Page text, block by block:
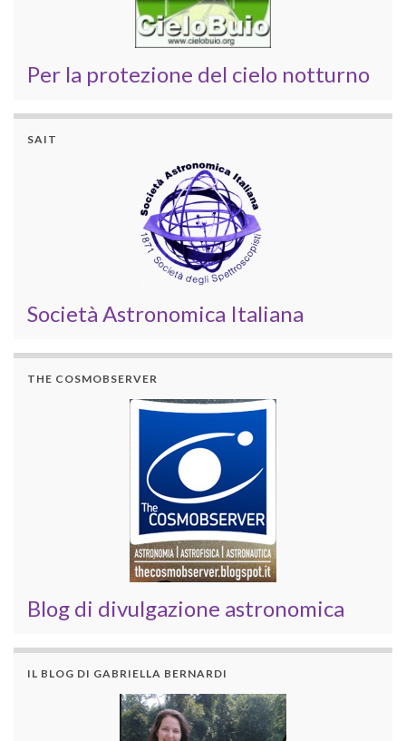
Per la protezione del cielo notturno
SAIT
Società Astronomica Italiana
THE COSMOBSERVER
Blog di divulgazione astronomica
IL BLOG DI GABRIELLA BERNARDI